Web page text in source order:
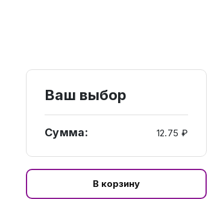
Ваш выбор
Сумма: 12.75 ₽
В корзину